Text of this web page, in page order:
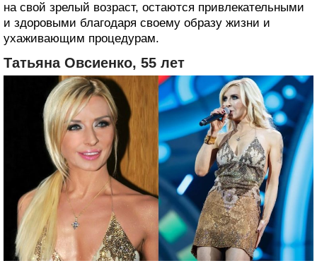
на свой зрелый возраст, остаются привлекательными
и здоровыми благодаря своему образу жизни и
ухаживающим процедурам.
Татьяна Овсиенко, 55 лет